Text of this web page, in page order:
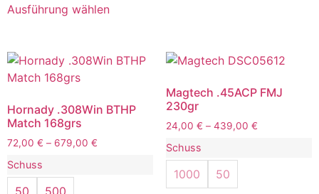
Ausführung wählen
Hornady .308Win BTHP
Match 168grs
72,00 € – 679,00 €
Schuss
50 500
Magtech .45ACP FMJ
230gr
24,00 € – 439,00 €
Schuss
1000 50